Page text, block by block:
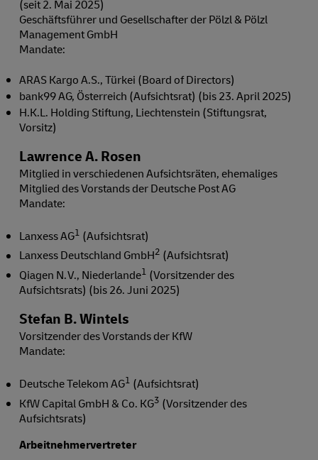
(seit 2. Mai 2025)
Geschäftsführer und Gesellschafter der Pölzl & Pölzl
Management GmbH
Mandate:
ARAS Kargo A.S., Türkei (Board of Directors)
bank99 AG, Österreich (Aufsichtsrat) (bis 23. April 2025)
H.K.L. Holding Stiftung, Liechtenstein (Stiftungsrat,
Vorsitz)
Lawrence A. Rosen
Mitglied in verschiedenen Aufsichtsräten, ehemaliges
Mitglied des Vorstands der Deutsche Post AG
Mandate:
Lanxess AG1 (Aufsichtsrat)
Lanxess Deutschland GmbH2 (Aufsichtsrat)
Qiagen N. V., Niederlande1 (Vorsitzender des
Aufsichtsrats) (bis 26. Juni 2025)
Stefan B. Wintels
Vorsitzender des Vorstands der KfW
Mandate:
Deutsche Telekom AG1 (Aufsichtsrat)
KfW Capital GmbH & Co. KG3 (Vorsitzender des
Aufsichtsrats)
Arbeitnehmervertreter